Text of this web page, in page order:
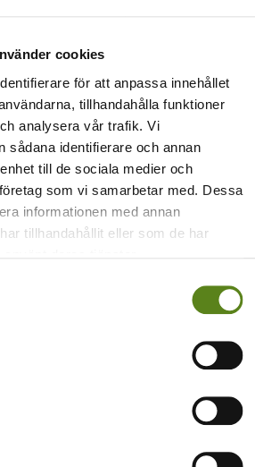
cookies
för att anpassa innehållet
tillhandahålla funktioner
analysera vår trafik. Vi
sådana identifierare och annan
till de sociala medier och
som vi samarbetar med. Dessa
informationen med annan
tillhandahållit eller som de har
mer?
Skapande skola, film på
skolbio,
– på biografer och andra